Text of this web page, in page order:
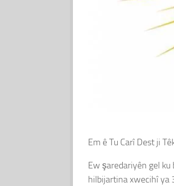
Em ê Tu Carî Dest ji
Ew şaredariyên gel
hilbijartina xwecihî ya